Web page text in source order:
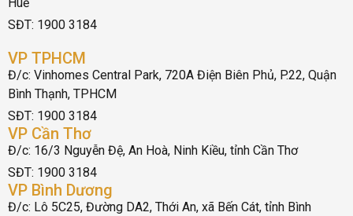
SĐT: 1900 3184
VP TPHCM
Đ/c: Vinhomes Central Park, 720A Điện Biên Phủ, P.22, Quận
Bình Thạnh, TPHCM
SĐT: 1900 3184
VP Cần Thơ
Đ/c: 16/3 Nguyễn Đệ, An Hoà, Ninh Kiều, tỉnh Cần Thơ
SĐT: 1900 3184
VP Bình Dương
Đ/c: Lô 5C25, Đường DA2, Thới An, xã Bến Cát, tỉnh Bình